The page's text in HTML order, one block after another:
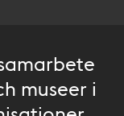
museer i